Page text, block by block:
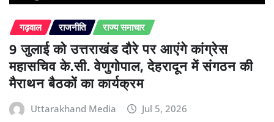
गढ़वाल राजनीति राज्य समाचार
9 जुलाई को उत्तराखंड दौरे पर आएंगे कांग्रेस
महासचिव के.सी. वेणुगोपाल, देहरादून में संगठन की
मैराथन बैठकों का कार्यक्रम
Uttarakhand Media Jul 5, 2026